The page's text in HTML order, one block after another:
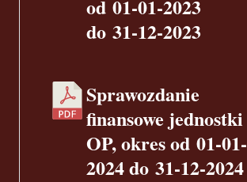
od 01-01-2023
do 31-12-2023
Sprawozdanie
finansowe jednostki
OP, okres od 01-01-
2024 do 31-12-2024